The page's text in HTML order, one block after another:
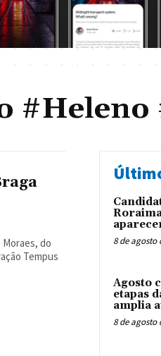
#Heleno
do
Tempus
8 de agosto
Agosto
etapas
amplia
8 de agosto